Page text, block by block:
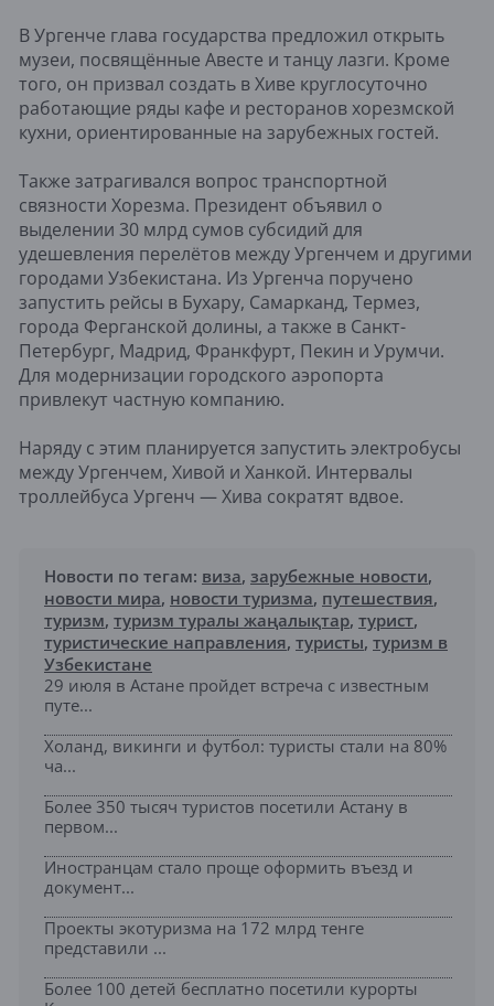
В Ургенче глава государства предложил открыть
музеи, посвящённые Авесте и танцу лазги. Кроме
того, он призвал создать в Хиве круглосуточно
работающие ряды кафе и ресторанов хорезмской
кухни, ориентированные на зарубежных гостей.
Также затрагивался вопрос транспортной
связности Хорезма. Президент объявил о
выделении 30 млрд сумов субсидий для
удешевления перелётов между Ургенчем и другими
городами Узбекистана. Из Ургенча поручено
запустить рейсы в Бухару, Самарканд, Термез,
города Ферганской долины, а также в Санкт-
Петербург, Мадрид, Франкфурт, Пекин и Урумчи.
Для модернизации городского аэропорта
привлекут частную компанию.
Наряду с этим планируется запустить электробусы
между Ургенчем, Хивой и Ханкой. Интервалы
троллейбуса Ургенч — Хива сократят вдвое.
Новости по тегам: виза, зарубежные новости,
новости мира, новости туризма, путешествия,
туризм, туризм туралы жаңалықтар, турист,
туристические направления, туристы, туризм в
Узбекистане
29 июля в Астане пройдет встреча с известным
путе...
Холанд, викинги и футбол: туристы стали на 80%
ча...
Более 350 тысяч туристов посетили Астану в
первом...
Иностранцам стало проще оформить въезд и
документ...
Проекты экотуризма на 172 млрд тенге
представили ...
Более 100 детей бесплатно посетили курорты